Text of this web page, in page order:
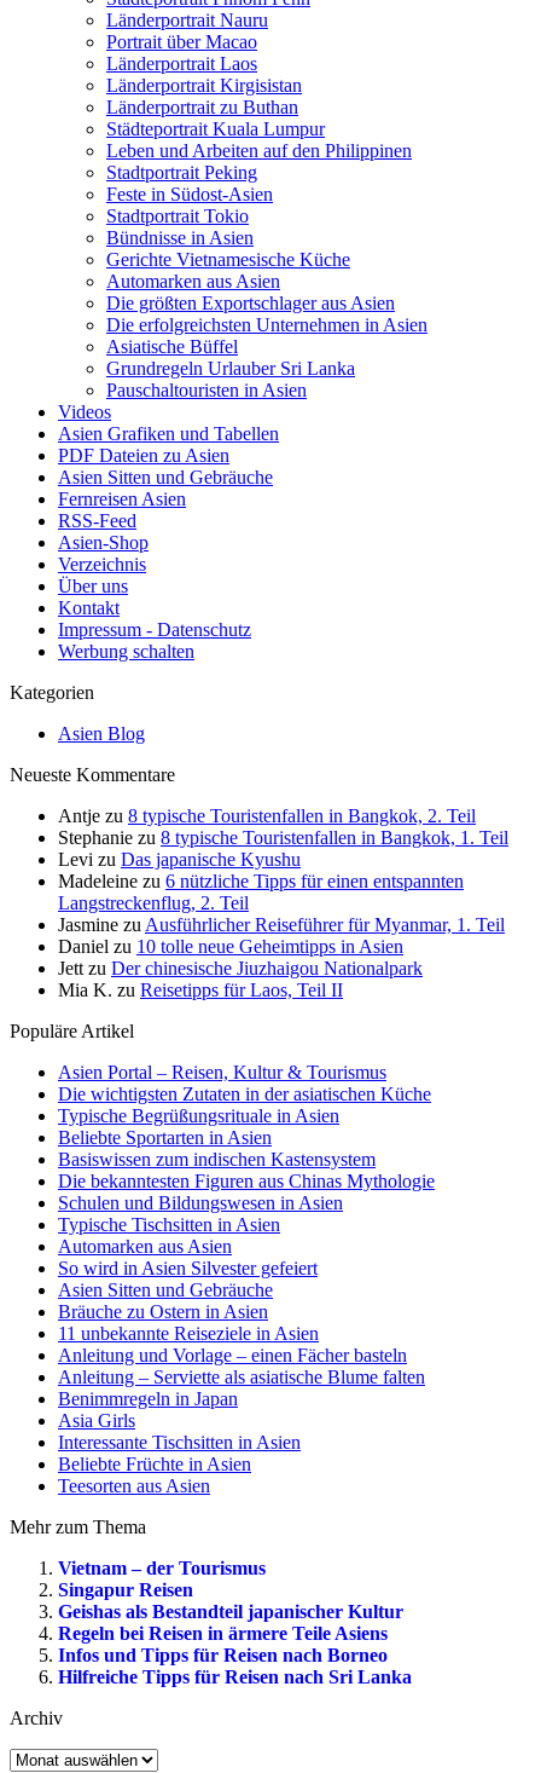
Länderportrait Nauru
Portrait über Macao
Länderportrait Laos
Länderportrait Kirgisistan
Länderportrait zu Buthan
Städteportrait Kuala Lumpur
Leben und Arbeiten auf den Philippinen
Stadtportrait Peking
Feste in Südost-Asien
Stadtportrait Tokio
Bündnisse in Asien
Gerichte Vietnamesische Küche
Automarken aus Asien
Die größten Exportschlager aus Asien
Die erfolgreichsten Unternehmen in Asien
Asiatische Büffel
Grundregeln Urlauber Sri Lanka
Pauschaltouristen in Asien
Videos
Asien Grafiken und Tabellen
PDF Dateien zu Asien
Asien Sitten und Gebräuche
Fernreisen Asien
RSS-Feed
Asien-Shop
Verzeichnis
Über uns
Kontakt
Impressum - Datenschutz
Werbung schalten
Kategorien
Asien Blog
Neueste Kommentare
Antje zu 8 typische Touristenfallen in Bangkok, 2. Teil
Stephanie zu 8 typische Touristenfallen in Bangkok, 1. Teil
Levi zu Das japanische Kyushu
Madeleine zu 6 nützliche Tipps für einen entspannten
Langstreckenflug, 2. Teil
Jasmine zu Ausführlicher Reiseführer für Myanmar, 1. Teil
Daniel zu 10 tolle neue Geheimtipps in Asien
Jett zu Der chinesische Jiuzhaigou Nationalpark
Mia K. zu Reisetipps für Laos, Teil II
Populäre Artikel
Asien Portal – Reisen, Kultur & Tourismus
Die wichtigsten Zutaten in der asiatischen Küche
Typische Begrüßungsrituale in Asien
Beliebte Sportarten in Asien
Basiswissen zum indischen Kastensystem
Die bekanntesten Figuren aus Chinas Mythologie
Schulen und Bildungswesen in Asien
Typische Tischsitten in Asien
Automarken aus Asien
So wird in Asien Silvester gefeiert
Asien Sitten und Gebräuche
Bräuche zu Ostern in Asien
11 unbekannte Reiseziele in Asien
Anleitung und Vorlage – einen Fächer basteln
Anleitung – Serviette als asiatische Blume falten
Benimmregeln in Japan
Asia Girls
Interessante Tischsitten in Asien
Beliebte Früchte in Asien
Teesorten aus Asien
Mehr zum Thema
Vietnam – der Tourismus
Singapur Reisen
Geishas als Bestandteil japanischer Kultur
Regeln bei Reisen in ärmere Teile Asiens
Infos und Tipps für Reisen nach Borneo
Hilfreiche Tipps für Reisen nach Sri Lanka
Archiv
Archiv